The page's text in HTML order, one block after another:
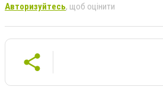
Авторизуйтесь, щоб оцінити